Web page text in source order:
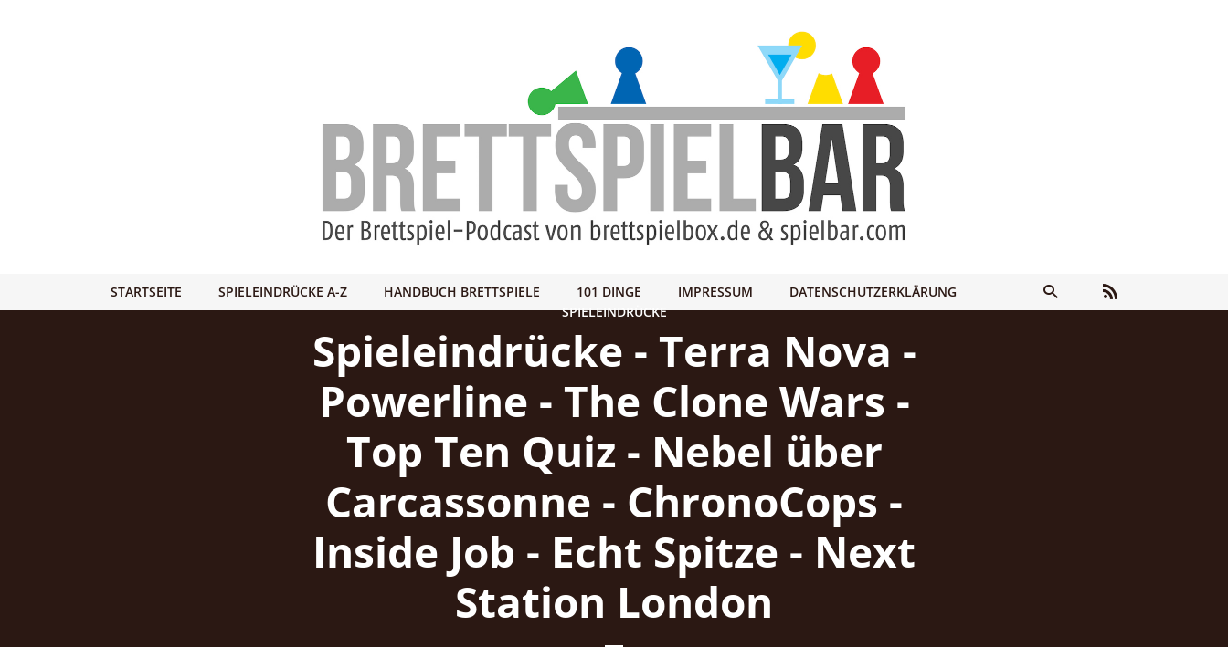
STARTSEITE SPIELEINDRÜCKE A-Z HANDBUCH BRETTSPIELE 101 DINGE IMPRESSUM
DATENSCHUTZERKLÄRUNG
SPIELEINDRÜCKE
Spieleindrücke - Terra Nova -
Powerline - The Clone Wars -
Top Ten Quiz - Nebel über
Carcassonne - ChronoCops -
Inside Job - Echt Spitze - Next
Station London